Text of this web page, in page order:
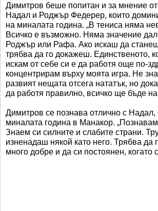
Димитров беше попитан и за мнение
Надал и Роджър Федерер, които
на миналата година. „В тениса няма
Всичко е възможно. Няма значение
Роджър или Рафа. Ако искаш да
трябва да го докажеш. Единственото,
искам от себе си е да работя още по-
концентрирам върху моята игра. Не
развият нещата отсега нататък, но
да работя правилно, всичко ще бъде
Димитров се познава отлично с Надал,
миналата година в Манакор.
Знаем си силните и слабите страни.
изненадаш някой като него. Трябва да
много добре и да си постоянен, когато